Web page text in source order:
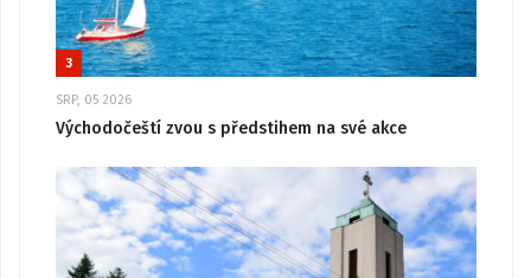
3
SRP, 05 2026
Východočeští zvou s předstihem na své akce